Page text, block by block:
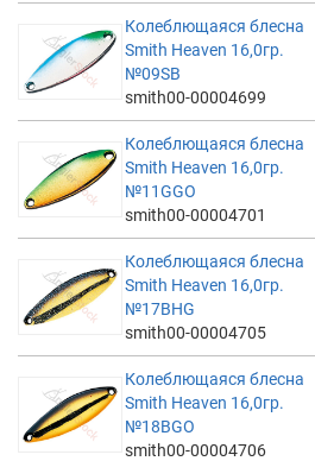
Колеблющаяся блесна
Smith Heaven 16,0гр.
№09SB
smith00-00004699
Колеблющаяся блесна
Smith Heaven 16,0гр.
№11GGO
smith00-00004701
Колеблющаяся блесна
Smith Heaven 16,0гр.
№17BHG
smith00-00004705
Колеблющаяся блесна
Smith Heaven 16,0гр.
№18BGO
smith00-00004706